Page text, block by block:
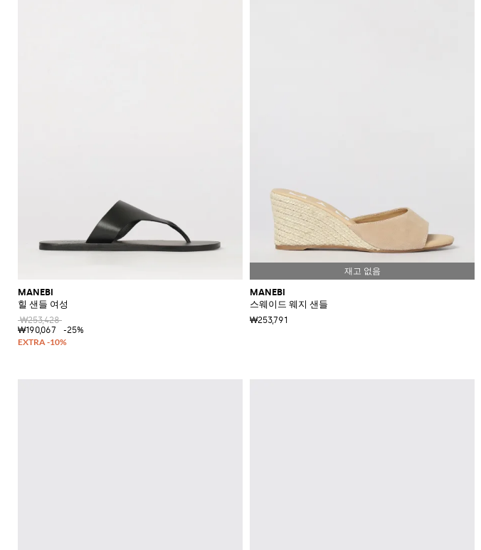
MANEBI
힐 샌들 여성
₩253,428
₩190,067
-25%
MANEBI
스웨이드 웨지 샌들
₩253,791